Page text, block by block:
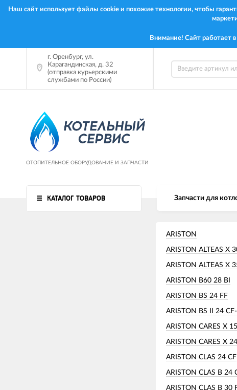
Наш сайт использует файлы cookie и похожие технологии, чтобы
Внимание! Сайт работает
г. Оренбург, ул.
Карагандинская, д. 32
(отправка курьерскими
службами по России)
ОТОПИТЕЛЬНОЕ ОБОРУДОВАНИЕ И ЗАПЧАСТИ
КАТАЛОГ ТОВАРОВ Запчасти для
ARISTON
ARISTON ALTEAS X
ARISTON ALTEAS X
ARISTON B60 28 BI
ARISTON BS 24 FF
ARISTON BS II 24
ARISTON CARES X
ARISTON CARES X
ARISTON CLAS 24 CF
ARISTON CLAS B 24
ARISTON CLAS B 30